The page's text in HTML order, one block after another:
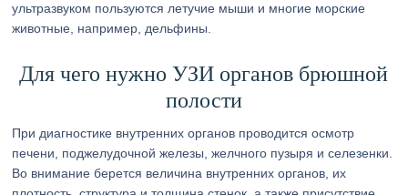
ультразвуком пользуются летучие мыши и многие морские
животные, например, дельфины.
Для чего нужно УЗИ органов брюшной
полости
При диагностике внутренних органов проводится осмотр
печени, поджелудочной железы, желчного пузыря и селезенки.
Во внимание берется величина внутренних органов, их